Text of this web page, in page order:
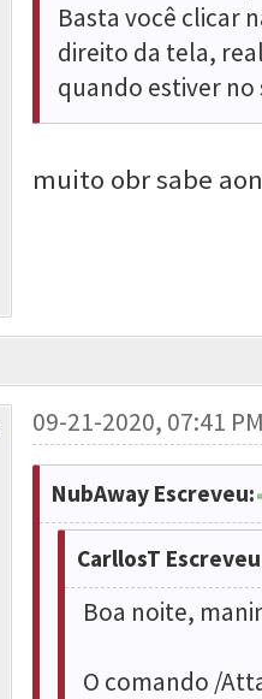
Basta você clicar
direito da tela,
quando estiver no
muito obr sabe
09-21-2020, 07:41
NubAway Escreveu:
CarllosT
Boa noite,
O comando /